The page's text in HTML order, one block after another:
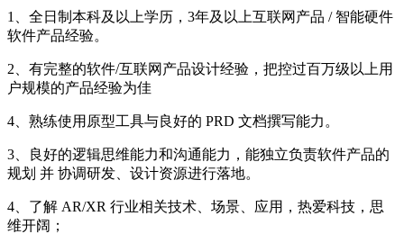
1、全日制本科及以上学历，3年及以上互联网产品 / 智能硬件
软件产品经验。
2、有完整的软件/互联网产品设计经验，把控过百万级以上用
户规模的产品经验为佳
4、熟练使用原型工具与良好的 PRD 文档撰写能力。
3、良好的逻辑思维能力和沟通能力，能独立负责软件产品的
规划 并 协调研发、设计资源进行落地。
4、了解 AR/XR 行业相关技术、场景、应用，热爱科技，思
维开阔；